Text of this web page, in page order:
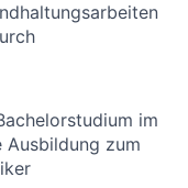
im
Ausbildung zum